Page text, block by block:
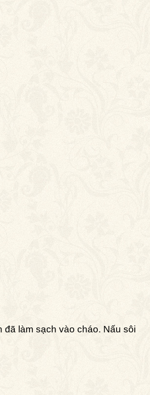
làm sạch vào cháo. Nấu sôi